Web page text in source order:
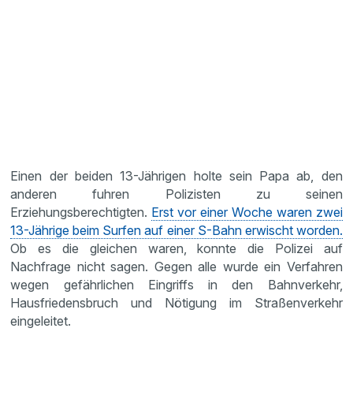
Einen der beiden 13-Jährigen holte sein Papa ab, den
anderen fuhren Polizisten zu seinen
Erziehungsberechtigten. Erst vor einer Woche waren zwei
13-Jährige beim Surfen auf einer S-Bahn erwischt worden.
Ob es die gleichen waren, konnte die Polizei auf
Nachfrage nicht sagen. Gegen alle wurde ein Verfahren
wegen gefährlichen Eingriffs in den Bahnverkehr,
Hausfriedensbruch und Nötigung im Straßenverkehr
eingeleitet.